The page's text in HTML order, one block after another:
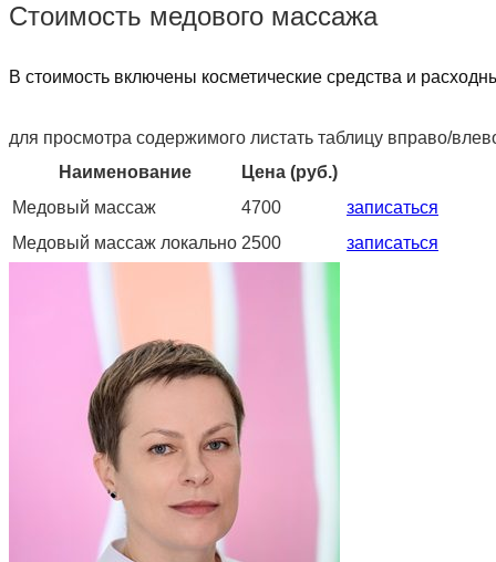
Стоимость медового массажа
В стоимость включены косметические средства и
для просмотра содержимого листать таблицу вправо/
Наименование
Цена (руб.)
Медовый массаж
4700
записаться
Медовый массаж локально 2500 записаться